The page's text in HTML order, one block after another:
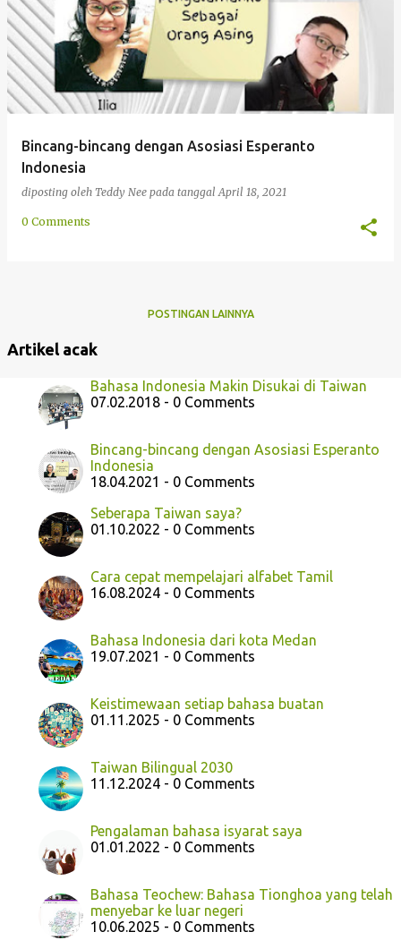
g
a
n
Bincang-bincang dengan Asosiasi Esperanto
Indonesia
diposting oleh Teddy Nee pada tanggalApril 18, 2021
0 Comments
POSTINGAN LAINNYA
Artikel acak
Bahasa Indonesia Makin Disukai di Taiwan
07.02.2018 - 0 Comments
Bincang-bincang dengan Asosiasi Esperanto
Indonesia
18.04.2021 - 0 Comments
Seberapa Taiwan saya?
01.10.2022 - 0 Comments
Cara cepat mempelajari alfabet Tamil
16.08.2024 - 0 Comments
Bahasa Indonesia dari kota Medan
19.07.2021 - 0 Comments
Keistimewaan setiap bahasa buatan
01.11.2025 - 0 Comments
Taiwan Bilingual 2030
11.12.2024 - 0 Comments
Pengalaman bahasa isyarat saya
01.01.2022 - 0 Comments
Bahasa Teochew: Bahasa Tionghoa yang telah
menyebar ke luar negeri
10.06.2025 - 0 Comments